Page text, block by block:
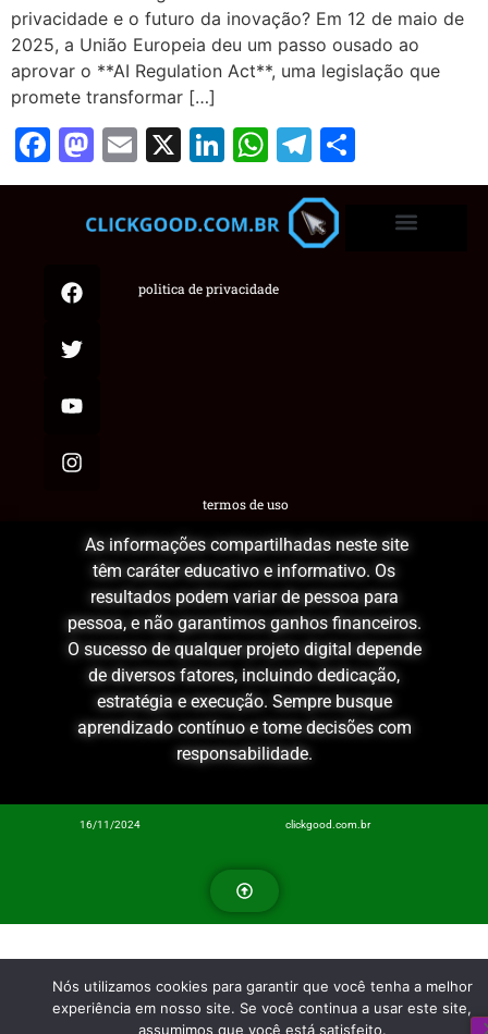
privacidade e o futuro da inovação? Em 12 de maio de
2025, a União Europeia deu um passo ousado ao
aprovar o **AI Regulation Act**, uma legislação que
promete transformar […]
Facebook
Mastodon
Email
X LinkedIn
WhatsApp
Telegram
termos de uso
politica de privacidade
As informações compartilhadas neste site
têm caráter educativo e informativo. Os
resultados podem variar de pessoa para
pessoa, e não garantimos ganhos financeiros.
O sucesso de qualquer projeto digital depende
de diversos fatores, incluindo dedicação,
estratégia e execução. Sempre busque
aprendizado contínuo e tome decisões com
responsabilidade.
16/11/2024 clickgood.com.br
Nós utilizamos cookies para garantir que você tenha a melhor
experiência em nosso site. Se você continua a usar este site,
assumimos que você está satisfeito.